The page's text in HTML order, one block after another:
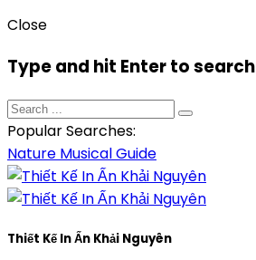
Close
Type and hit Enter to search
Popular Searches:
Nature MusicalGuide
Thiết Kế In Ấn Khải Nguyên